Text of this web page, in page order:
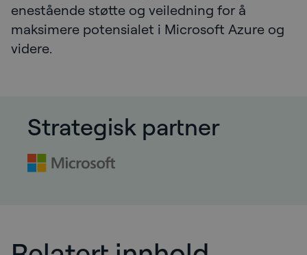
enestående støtte og veiledning for å
maksimere potensialet i Microsoft Azure og
videre.
Strategisk partner